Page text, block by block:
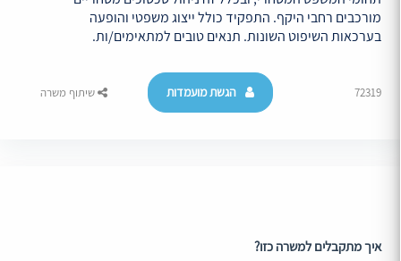
מורכבים רחבי היקף. התפקיד כולל ייצוג משפטי והופעה
בערכאות השיפוט השונות. תנאים טובים למתאימים/ות.
72319 הגשת מועמדות שיתוף משרה
איך מתקבלים למשרה כזו?